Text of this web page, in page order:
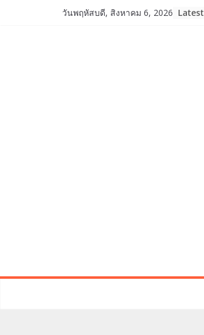
วันพฤหัสบดี, สิงหาคม 6, 2026